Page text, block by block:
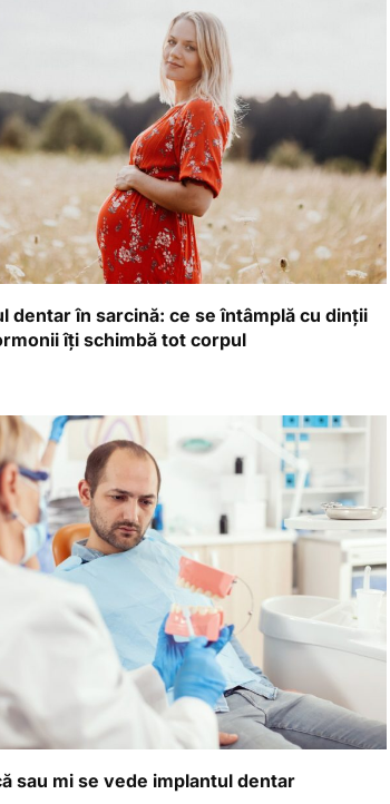
dentar în sarcină: ce se întâmplă cu dinții
îți schimbă tot corpul
sau mi se vede implantul dentar